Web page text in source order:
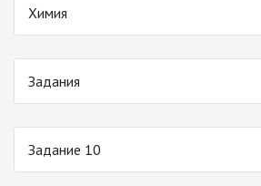
Химия
Задания
Задание 10